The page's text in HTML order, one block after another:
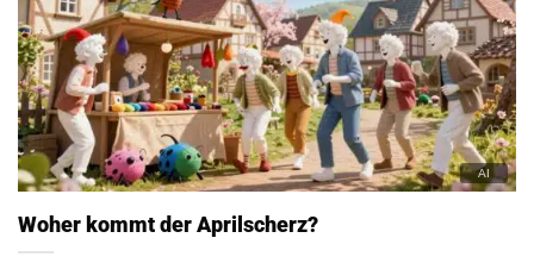
Woher kommt der Aprilscherz?